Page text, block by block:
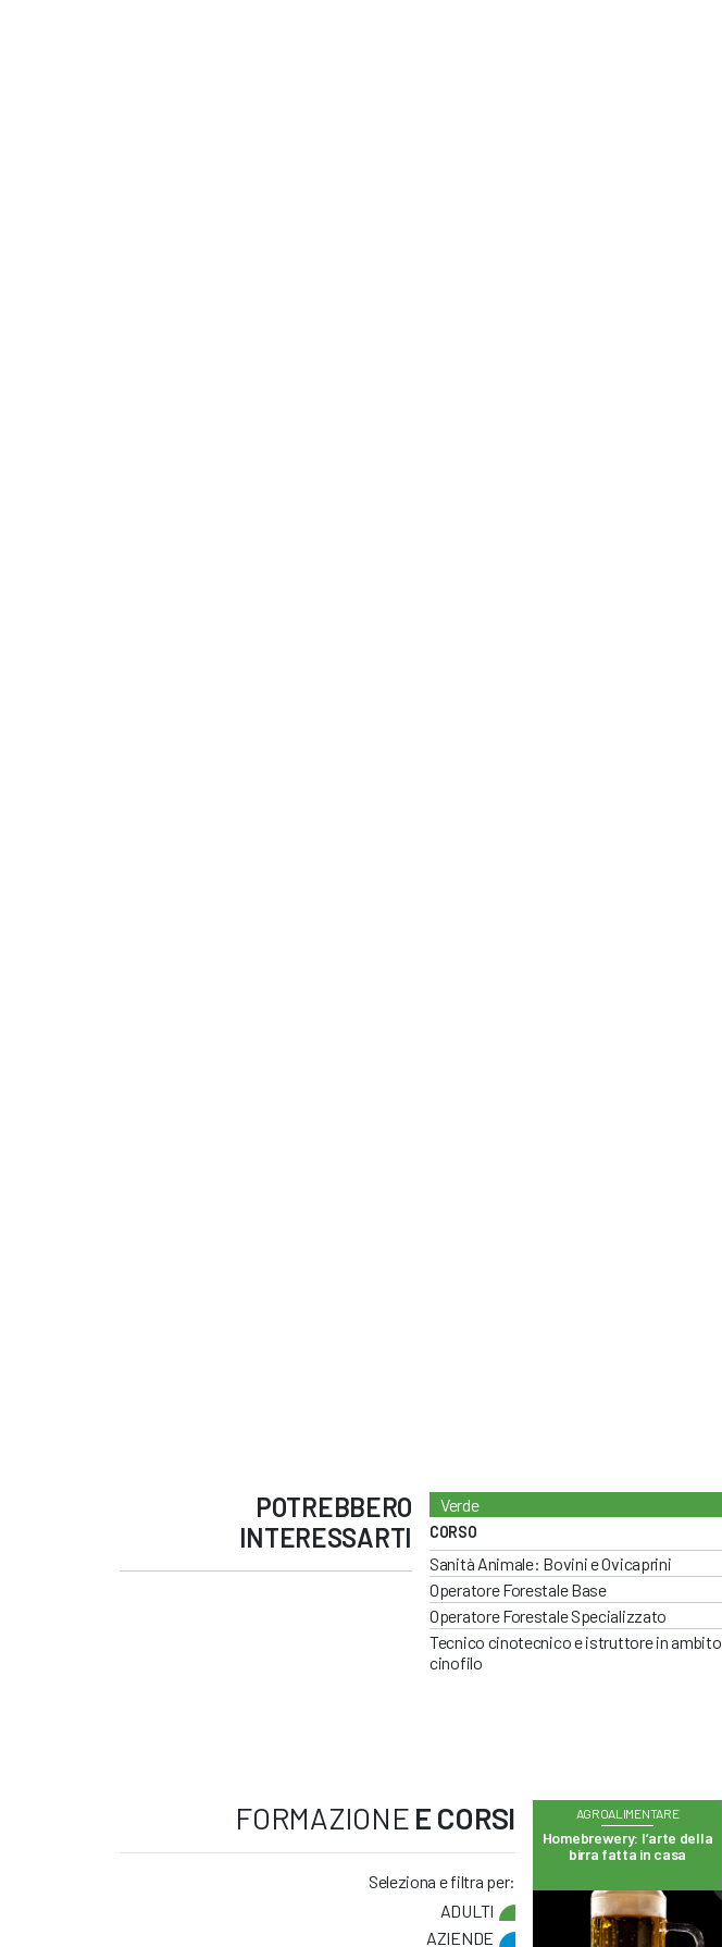
POTREBBERO
INTERESSARTI
Verde
CORSO
Sanità Animale: Bovini e Ovicaprini
Operatore Forestale Base
Operatore Forestale Specializzato
Tecnico cinotecnico e istruttore in ambito
cinofilo
FORMAZIONE E CORSI
Seleziona e filtra per:
ADULTI
AZIENDE
AGROALIMENTARE
Homebrewery: l’arte della
birra fatta in casa